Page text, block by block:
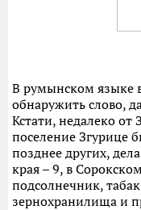
В румынском языке
обнаружить слово,
Кстати, недалеко от
поселение Згурице
позднее других,
края – 9, в
подсолнечник,
зернохранилища и